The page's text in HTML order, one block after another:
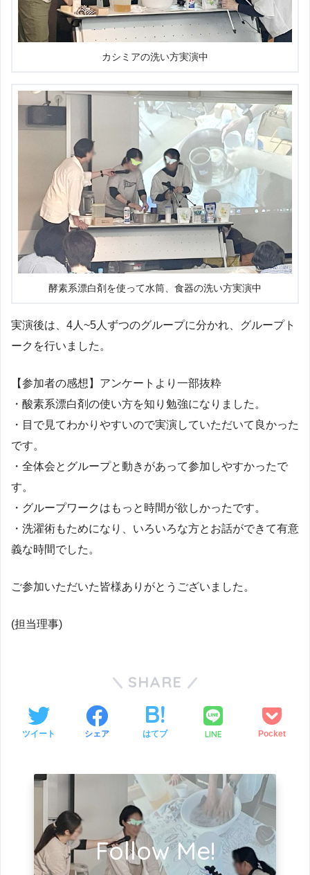
カシミアの洗い方実演中
酵素系漂白剤を使って水筒、食器の洗い方実演中
実演後は、4人~5人ずつのグループに分かれ、グループト
ークを行いました。
【参加者の感想】アンケートより一部抜粋
・酸素系漂白剤の使い方を知り勉強になりました。
・目で見てわかりやすいので実演していただいて良かった
です。
・全体会とグループと動きがあって参加しやすかったで
す。
・グループワークはもっと時間が欲しかったです。
・洗濯術もためになり、いろいろな方とお話ができて有意
義な時間でした。
ご参加いただいた皆様ありがとうございました。
(担当理事)
SHARE
ツイート シェア はてブ LINE Pocket
Follow Me!